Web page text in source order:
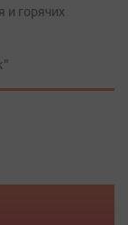
и горячих